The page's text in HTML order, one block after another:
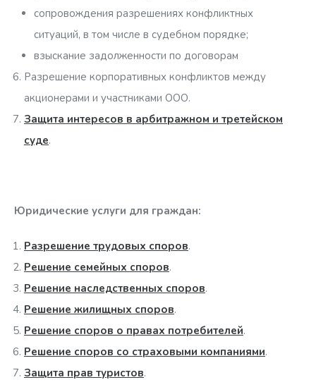
сопровождения разрешениях конфликтных
ситуаций, в том числе в судебном порядке;
взыскание задолженности по договорам
Разрешение корпоративных конфликтов между
акционерами и участниками ООО.
Защита интересов в арбитражном и третейском
суде.
Юридические услуги для граждан:
Разрешение трудовых споров.
Решение семейных споров.
Решение наследственных споров.
Решение жилищных споров.
Решение споров о правах потребителей.
Решение споров со страховыми компаниями.
Защита прав туристов.